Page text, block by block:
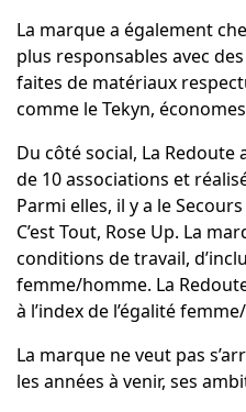
La marque a également
plus responsables avec
faites de matériaux
comme le Tekyn,
Du côté social, La Redoute
de 10 associations et
Parmi elles, il y a le
C’est Tout, Rose Up. La
conditions de travail,
femme/homme. La
à l’index de l’égalité
La marque ne veut pas
les années à venir, ses